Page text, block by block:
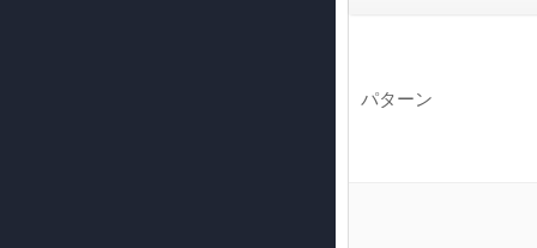
パターン